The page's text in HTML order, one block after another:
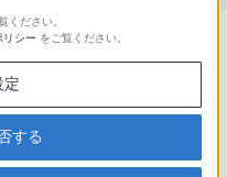
関する重要なお知らせ
せ
ください。
シー をご覧ください。
定
する